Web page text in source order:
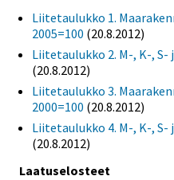
Liitetaulukko 1.
2005=100 (20.8.2012)
Liitetaulukko 2. M-, K-, S-
(20.8.2012)
Liitetaulukko 3.
2000=100 (20.8.2012)
Liitetaulukko 4. M-, K-, S-
(20.8.2012)
Laatuselosteet